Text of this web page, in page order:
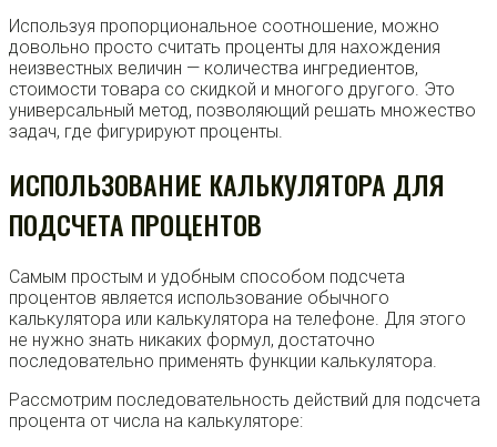
Используя пропорциональное соотношение, можно
довольно просто считать проценты для нахождения
неизвестных величин — количества ингредиентов,
стоимости товара со скидкой и многого другого. Это
универсальный метод, позволяющий решать множество
задач, где фигурируют проценты.
ИСПОЛЬЗОВАНИЕ КАЛЬКУЛЯТОРА ДЛЯ
ПОДСЧЕТА ПРОЦЕНТОВ
Самым простым и удобным способом подсчета
процентов является использование обычного
калькулятора или калькулятора на телефоне. Для этого
не нужно знать никаких формул, достаточно
последовательно применять функции калькулятора.
Рассмотрим последовательность действий для подсчета
процента от числа на калькуляторе: